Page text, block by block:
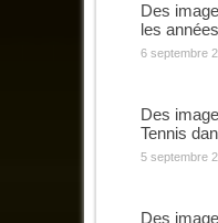
Des
les
6 septembre
Des
Tennis
5 septembre
Des